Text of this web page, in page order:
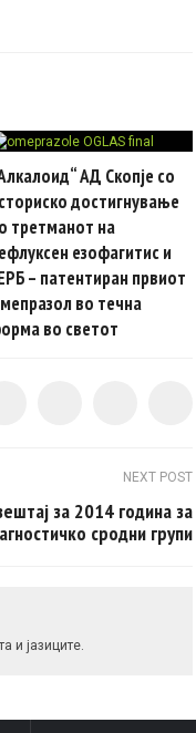
АД Скопје со
достигнување
третманот на
езофагитис и
– патентиран првиот
во течна
во светот
NEXT POST
за 2014 година за
сродни групи
и јазиците.